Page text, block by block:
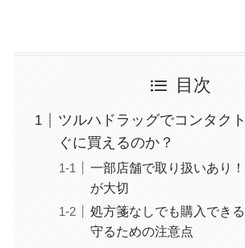
目次
ツルハドラッグでコンタク
ぐに買えるのか？
一部店舗で取り扱いあり
が大切
処方箋なしでも購入でき
守るための注意点